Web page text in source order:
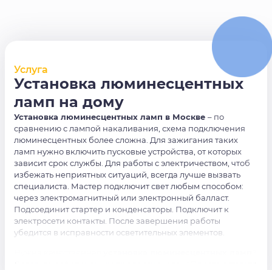
Услуга
Установка люминесцентных
ламп на дому
Установка люминесцентных ламп в Москве ­– по
сравнению с лампой накаливания, схема подключения
люминесцентных более сложна. Для зажигания таких
ламп нужно включить пусковые устройства, от которых
зависит срок службы. Для работы с электричеством, чтоб
избежать неприятных ситуаций, всегда лучше вызвать
специалиста. Мастер подключит свет любым способом:
через электромагнитный или электронный балласт.
Подсоединит стартер и конденсаторы. Подключит к
электросети контакты. После завершения работы
убедится в исправности осветительных элементов.